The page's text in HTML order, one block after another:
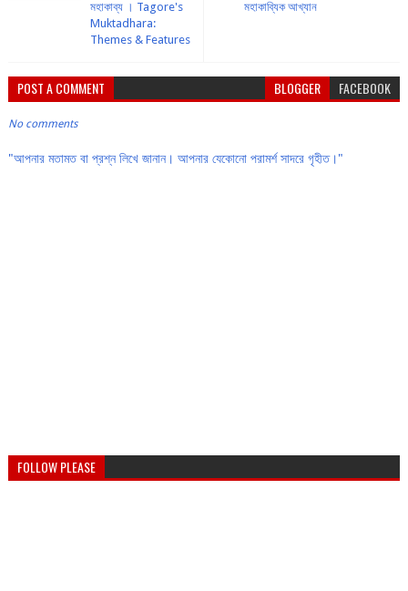
মহাকাব্যিক আখ্যান
মহাকাব্য । Tagore's
Muktadhara:
Themes & Features
POST A COMMENT BLOGGER FACEBOOK
No comments
"আপনার মতামত বা প্রশ্ন লিখে জানান। আপনার যেকোনো পরামর্শ সাদরে গৃহীত।"
FOLLOW PLEASE